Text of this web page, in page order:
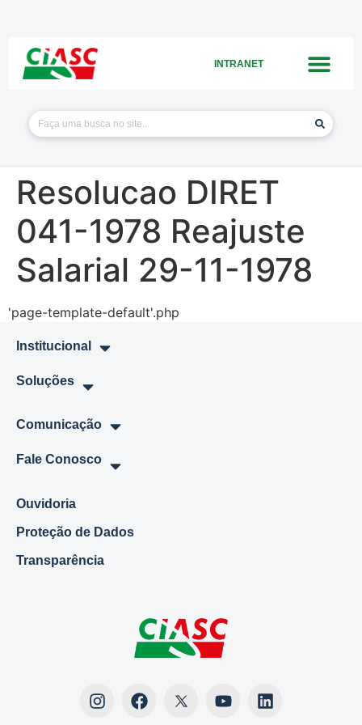
INTRANET
Resolucao DIRET
041-1978 Reajuste
Salarial 29-11-1978
'page-template-default'.php
Institucional
Soluções
Comunicação
Fale Conosco
Ouvidoria
Proteção de Dados
Transparência